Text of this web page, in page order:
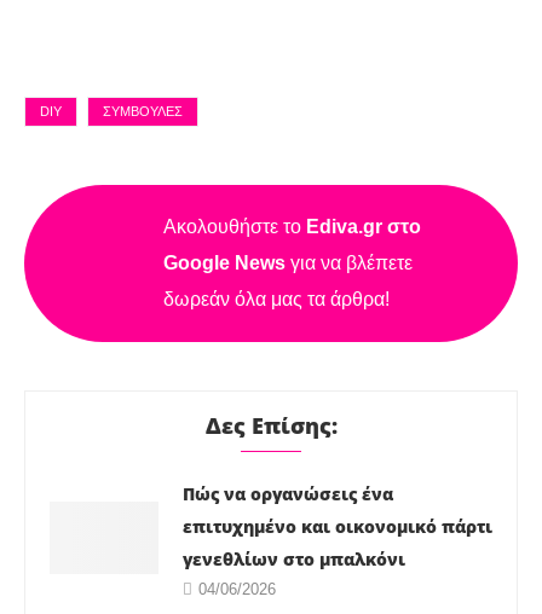
DIY ΣΥΜΒΟΥΛΈΣ
Ακολουθήστε το Ediva.gr στο
Google News για να βλέπετε
δωρεάν όλα μας τα άρθρα!
Δες Επίσης:
Πώς να οργανώσεις ένα
επιτυχημένο και οικονομικό πάρτι
γενεθλίων στο μπαλκόνι
04/06/2026